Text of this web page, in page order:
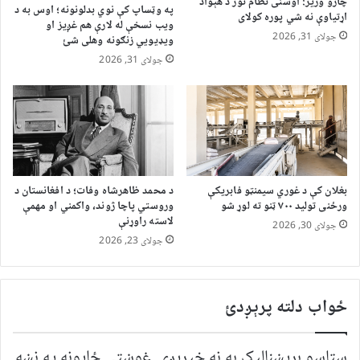
اړتیاوې نه شي پوره کولای
جولای 31, 2026
په وټساپ کې نوي بدلونونه؛ اوس به د
ویب نسخې له لارې هم غږیز او
ویډیويي زنګونه وهلی شئ
جولای 31, 2026
بغلان کې د غوري سیمنټو فابریکې
ورځنی تولید ۷۰۰ ټنو ته لوړ شو
جولای 30, 2026
د محمد ظاهرشاه وفات؛ د افغانستان د
وروستي پاچا ژوند، واکمني او مهمې
لاسته راوړنې
جولای 23, 2026
ځواب دلته پرېږدئ